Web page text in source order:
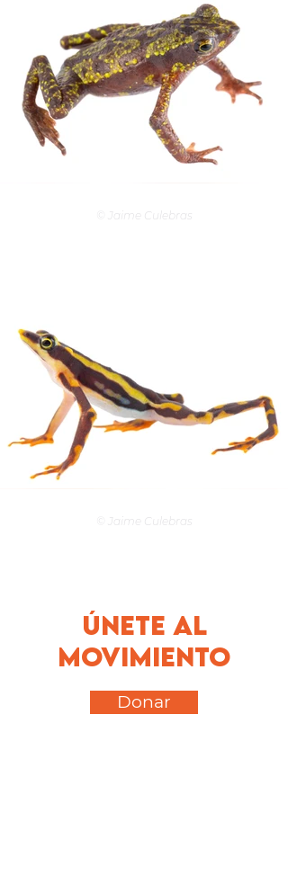
© Jaime Culebras
© Jaime Culebras
Únete al
movimiento
Donar